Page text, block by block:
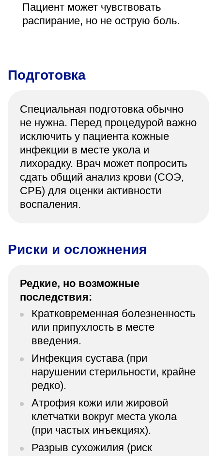
Пациент может чувствовать
распирание, но не острую боль.
Подготовка
Специальная подготовка обычно
не нужна. Перед процедурой важно
исключить у пациента кожные
инфекции в месте укола и
лихорадку. Врач может попросить
сдать общий анализ крови (СОЭ,
СРБ) для оценки активности
воспаления.
Риски и осложнения
Редкие, но возможные
последствия:
Кратковременная болезненность
или припухлость в месте
введения.
Инфекция сустава (при
нарушении стерильности, крайне
редко).
Атрофия кожи или жировой
клетчатки вокруг места укола
(при частых инъекциях).
Разрыв сухожилия (риск